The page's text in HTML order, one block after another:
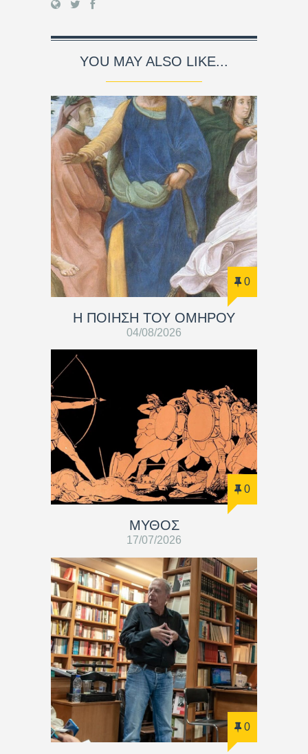
YOU MAY ALSO LIKE...
0
Η ΠΟΙΗΣΗ ΤΟΥ ΟΜΗΡΟΥ
04/08/2026
0
ΜΥΘΟΣ
17/07/2026
0